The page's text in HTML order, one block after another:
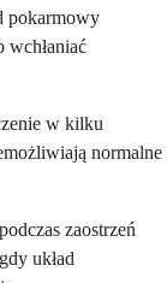
pokarmowy
wchłaniać
w kilku
normalne
zaostrzeń
układ